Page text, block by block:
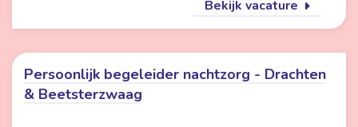
Bekijk vacature
Persoonlijk begeleider nachtzorg - Drachten
& Beetsterzwaag